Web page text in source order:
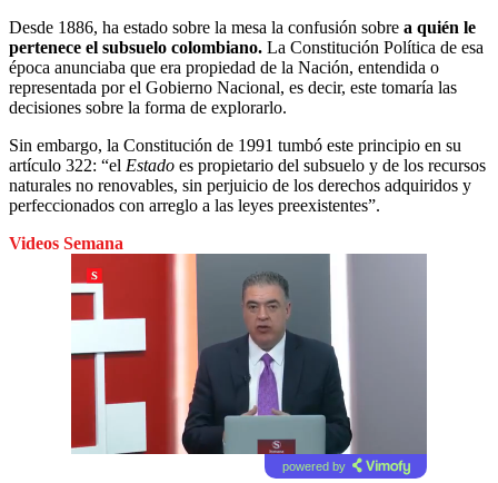
Desde 1886, ha estado sobre la mesa la confusión sobre a quién le
pertenece el subsuelo colombiano. La Constitución Política de esa
época anunciaba que era propiedad de la Nación, entendida o
representada por el Gobierno Nacional, es decir, este tomaría las
decisiones sobre la forma de explorarlo.
Sin embargo, la Constitución de 1991 tumbó este principio en su
artículo 322: “el Estado es propietario del subsuelo y de los recursos
naturales no renovables, sin perjuicio de los derechos adquiridos y
perfeccionados con arreglo a las leyes preexistentes”.
Videos Semana
powered by